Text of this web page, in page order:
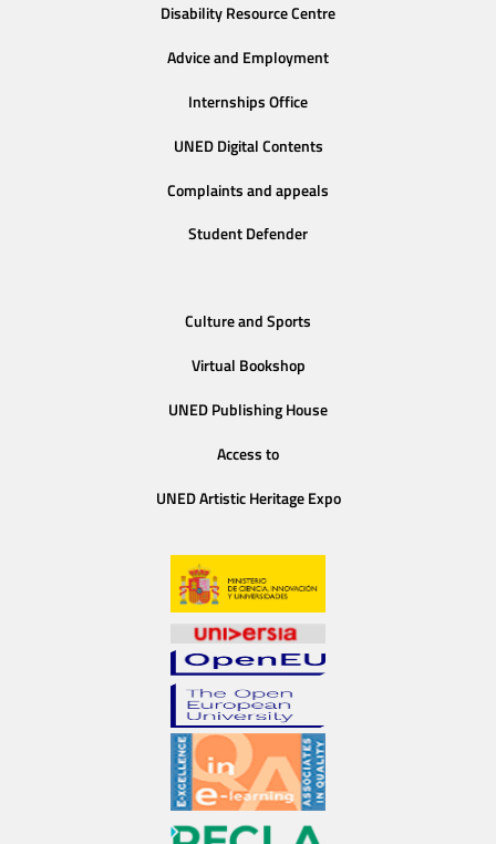
Disability Resource Centre
Advice and Employment
Internships Office
UNED Digital Contents
Complaints and appeals
Student Defender
Culture and Sports
Virtual Bookshop
UNED Publishing House
Access to
UNED Artistic Heritage Expo